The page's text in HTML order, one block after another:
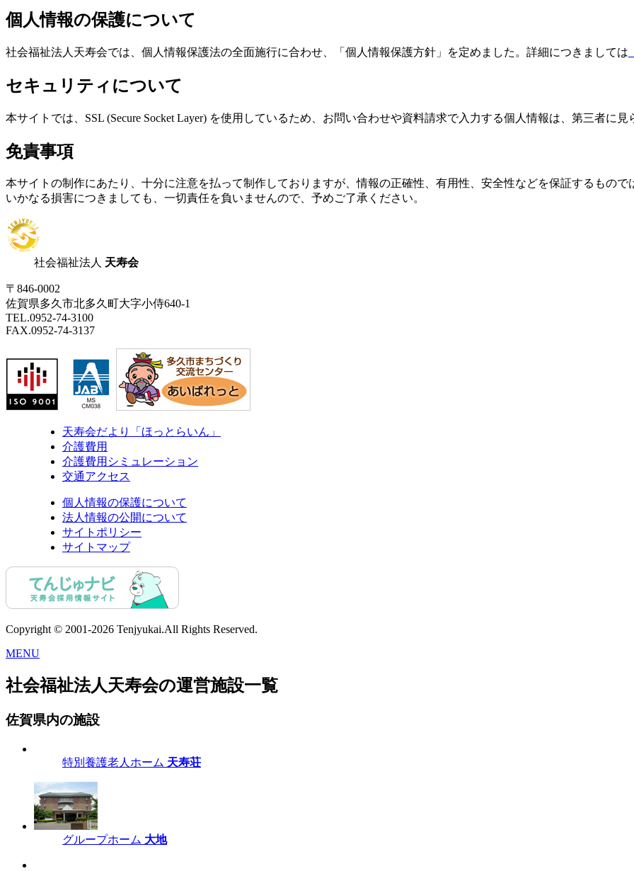
個人情報の保護について
社会福祉法人天寿会では、個人情報保護法の全面施行に合わせ、「個人情報保護方針」を定めました。詳細につきましては
セキュリティについて
本サイトでは、SSL (Secure Socket Layer) を使用しているため、お問い合わせや資料請求で入力する個人情報は、第三者に
免責事項
本サイトの制作にあたり、十分に注意を払って制作しておりますが、情報の正確性、有用性、安全性などを保証するもの
いかなる損害につきましても、一切責任を負いませんので、予めご了承ください。
社会福祉法人 天寿会
〒846-0002
佐賀県多久市北多久町大字小侍640-1
TEL.0952-74-3100
FAX.0952-74-3137
天寿会だより「ほっとらいん」
介護費用
介護費用シミュレーション
交通アクセス
個人情報の保護について
法人情報の公開について
サイトポリシー
サイトマップ
Copyright © 2001-2026 Tenjyukai.All Rights Reserved.
MENU
社会福祉法人天寿会の運営施設一覧
佐賀県内の施設
特別養護老人ホーム 天寿荘
グループホーム 大地